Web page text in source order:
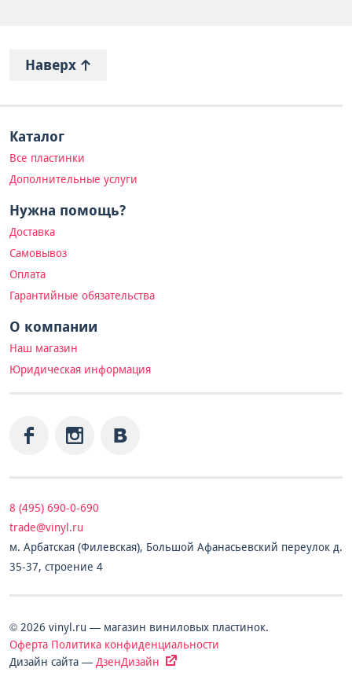
Наверх
Каталог
Все пластинки
Дополнительные услуги
Нужна помощь?
Доставка
Самовывоз
Оплата
Гарантийные обязательства
О компании
Наш магазин
Юридическая информация
8 (495) 690-0-690
trade@vinyl.ru
м. Арбатская (Филевская), Большой Афанасьевский переулок д.
35-37, строение 4
© 2026 vinyl.ru — магазин виниловых пластинок.
Оферта Политика конфиденциальности
Дизайн сайта — ДзенДизайн